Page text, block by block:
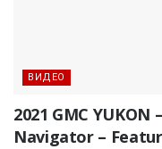
ВИДЕО
2021 GMC
Navigator –